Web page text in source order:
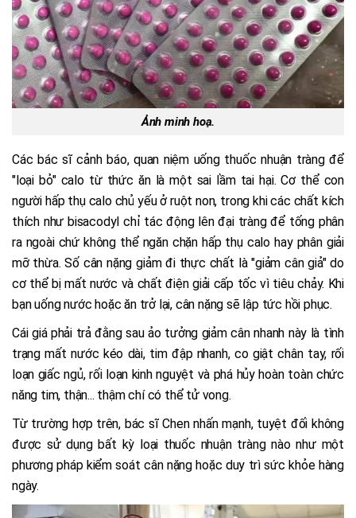
Ảnh minh hoạ.
Các bác sĩ cảnh báo, quan niệm uống thuốc nhuận tràng để
"loại bỏ" calo từ thức ăn là một sai lầm tai hại. Cơ thể con
người hấp thụ calo chủ yếu ở ruột non, trong khi các chất kích
thích như bisacodyl chỉ tác động lên đại tràng để tống phân
ra ngoài chứ không thể ngăn chặn hấp thụ calo hay phân giải
mỡ thừa. Số cân nặng giảm đi thực chất là "giảm cân giả" do
cơ thể bị mất nước và chất điện giải cấp tốc vì tiêu chảy. Khi
bạn uống nước hoặc ăn trở lại, cân nặng sẽ lập tức hồi phục.
Cái giá phải trả đằng sau ảo tưởng giảm cân nhanh này là tình
trạng mất nước kéo dài, tim đập nhanh, co giật chân tay, rối
loạn giấc ngủ, rối loạn kinh nguyệt và phá hủy hoàn toàn chức
năng tim, thận... thậm chí có thể tử vong.
Từ trường hợp trên, bác sĩ Chen nhấn mạnh, tuyệt đối không
được sử dụng bất kỳ loại thuốc nhuận tràng nào như một
phương pháp kiểm soát cân nặng hoặc duy trì sức khỏe hàng
ngày.